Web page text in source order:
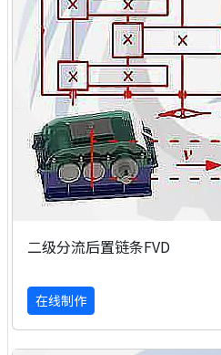
二级分流后置链条FVD
在线制作